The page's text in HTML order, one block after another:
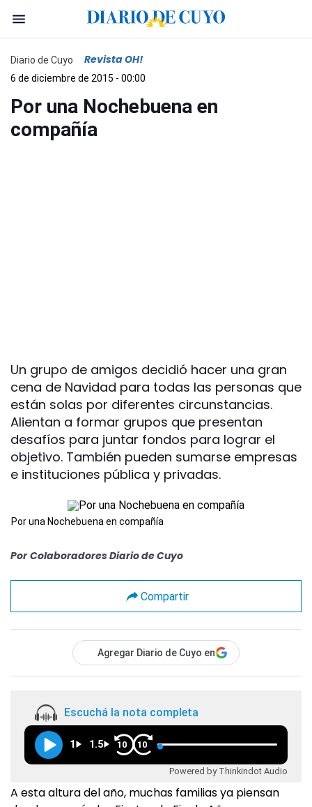
Diario de Cuyo Revista OH!
6 de diciembre de 2015 - 00:00
Por una Nochebuena en
compañía
Un grupo de amigos decidió hacer una gran
cena de Navidad para todas las personas que
están solas por diferentes circunstancias.
Alientan a formar grupos que presentan
desafíos para juntar fondos para lograr el
objetivo. También pueden sumarse empresas
e instituciones pública y privadas.
Por una Nochebuena en compañía
Por Colaboradores Diario de Cuyo
Compartir
Agregar Diario de Cuyo en
Escuchá la nota completa
1 1.5 10 10
Powered by Thinkindot Audio
A esta altura del año, muchas familias ya piensan